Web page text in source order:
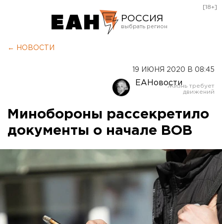
РОССИЯ
Оренбург
[18+]
← НОВОСТИ
19 ИЮНЯ 2020 В 08:45
ЕАНовости
Минобороны рассекретило
документы о начале ВОВ